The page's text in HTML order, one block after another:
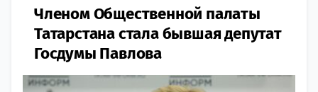
Членом Общественной палаты
Татарстана стала бывшая депутат
Госдумы Павлова